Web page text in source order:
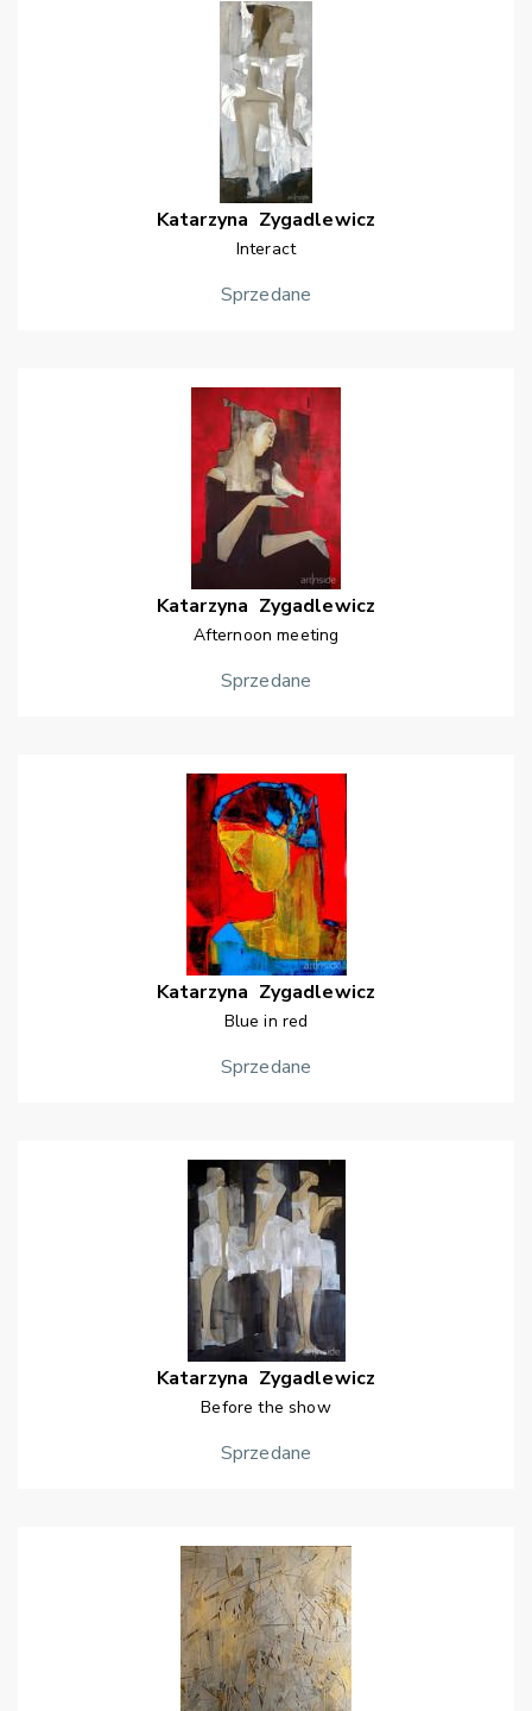
Katarzyna Zygadlewicz
Interact
Sprzedane
Katarzyna Zygadlewicz
Afternoon meeting
Sprzedane
Katarzyna Zygadlewicz
Blue in red
Sprzedane
Katarzyna Zygadlewicz
Before the show
Sprzedane